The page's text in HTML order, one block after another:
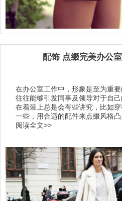
配饰 点缀完美办公
在办公室工作中，形象是至为重要
往往能够引发同事及领导对于自
在着装上总是会有些讲究，比如
一些，用合适的配件来点缀风格凸
阅读全文>>